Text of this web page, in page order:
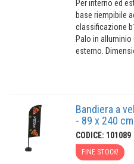
Per interno ed
base riempibile
classificazione
Palo in alluminio
esterno.
Bandiera a
- 89 x 240
CODICE: 101089
FINE STOCK!